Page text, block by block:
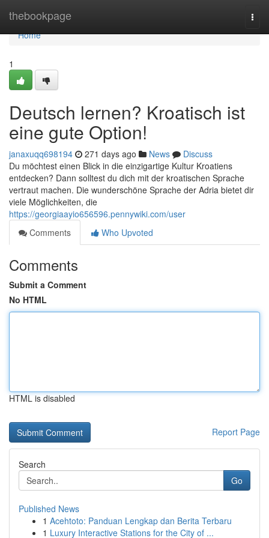
thebookpage
Home
Home
1
Deutsch lernen? Kroatisch ist
eine gute Option!
janaxuqq698194 271 days ago News
Discuss
Du möchtest einen Blick in die einzigartige Kultur Kroatiens
entdecken? Dann solltest du dich mit der kroatischen Sprache
vertraut machen. Die wunderschöne Sprache der Adria bietet dir
viele Möglichkeiten, die
https://georgiaayio656596.pennywiki.com/user
Comments
Who Upvoted
Comments
Submit a Comment
No HTML
HTML is disabled
Report Page
Search
Go
Published News
1 Acehtoto: Panduan Lengkap dan Berita Terbaru
1 Luxury Interactive Stations for the City of ...